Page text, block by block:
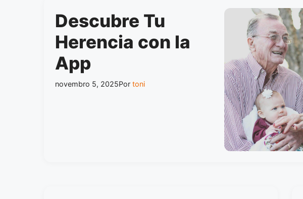
Descubre Tu
Herencia con la
App
novembro 5, 2025Por toni